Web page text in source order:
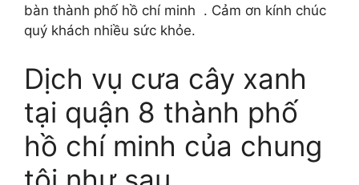
bàn thành phố hồ chí minh . Cảm ơn kính chúc
quý khách nhiều sức khỏe.
Dịch vụ cưa cây xanh
tại quận 8 thành phố
hồ chí minh của chung